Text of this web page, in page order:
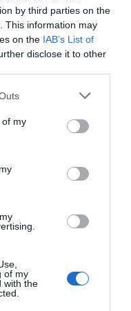
by third parties on the
This information may
on the IAB’s List of
disclose it to other
of my
of my
with the
gör du snabbt och
bakmixen är vatten.